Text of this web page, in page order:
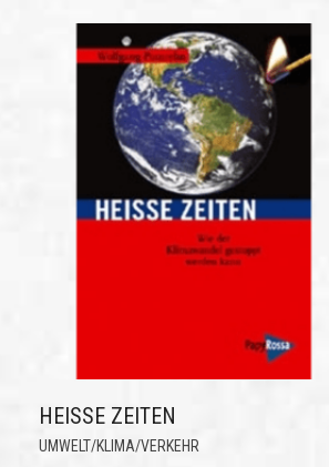
HEISSE ZEITEN
UMWELT/KLIMA/VERKEHR